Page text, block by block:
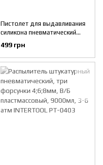
Пистолет для выдавливания
силикона пневматический
INTERTOOL PT-0601
499 грн